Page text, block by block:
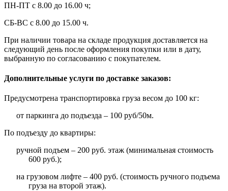
ПН-ПТ с 8.00 до 16.00 ч;
СБ-ВС с 8.00 до 15.00 ч.
При наличии товара на складе продукция доставляется на
следующий день после оформления покупки или в дату,
выбранную по согласованию с покупателем.
Дополнительные услуги по доставке заказов:
Предусмотрена транспортировка груза весом до 100 кг:
от паркинга до подъезда – 100 руб/50м.
По подъезду до квартиры:
ручной подъем – 200 руб. этаж (минимальная стоимость
600 руб.);
на грузовом лифте – 400 руб. (стоимость ручного подъема
груза на второй этаж).